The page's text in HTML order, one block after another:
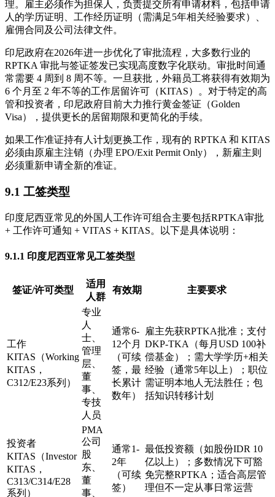
理。雇主必须作为担保人，负责提交所有申请材料，包括申请
人的学历证明、工作经历证明（需满足5年相关经验要求）、
雇佣合同及公司法律文件。
印尼政府在2026年进一步优化了审批流程，大多数行业的
RPTKA 审批与签证签发已实现高度数字化联动。审批时间通
常需要 4 周到 8 周不等。一旦获批，外籍员工将获得有效期为
6 个月至 2 年不等的工作居留许可（KITAS）。对于特定的高
管和投资者，印尼政府目前大力推行黄金签证（Golden
Visa），提供更长的居留期限和更简化的手续。
如果工作准证持有人计划更换工作，现有的 RPTKA 和 KITAS
必须由原雇主注销（办理 EPO/Exit Permit Only），新雇主则
必须重新申请全新的准证。
9.1 工签类型
印度尼西亚常见的外国人工作许可组合主要包括RPTKA审批
+ 工作许可通知 + VITAS + KITAS。以下是具体说明：
9.1.1 印度尼西亚常见工签类型
签证/许可类型
适用
人群
有效期 主要要求
工作
KITAS（Working
KITAS，
C312/E23系列）
专业
人
士、
管理
层、
董
事、
专技
人员
通常6-
12个月
（可续
签，最
长累计
数年）
雇主先获RPTKA批准；支付
DKP-TKA（每月USD 100补
偿基金）；需大学学历+相关
经验（通常5年以上）；职位
需证明本地人无法胜任；包
括知识转移计划
投资者
KITAS（Investor
KITAS，
C313/C314/E28
系列）
PMA
公司
股
东、
董
事、
通常1-
2年
（可续
签）
最低投资额（如股份IDR 10
亿以上）；多数情况下可豁
免完整RPTKA；适合高层管
理但不一定从事日常运营